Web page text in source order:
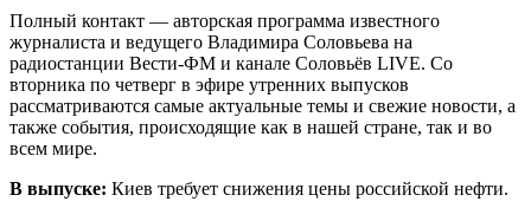
Полный контакт — авторская программа известного
журналиста и ведущего Владимира Соловьева на
радиостанции Вести-ФМ и канале Соловьёв LIVE. Со
вторника по четверг в эфире утренних выпусков
рассматриваются самые актуальные темы и свежие новости, а
также события, происходящие как в нашей стране, так и во
всем мире.
В выпуске: Киев требует снижения цены российской нефти.